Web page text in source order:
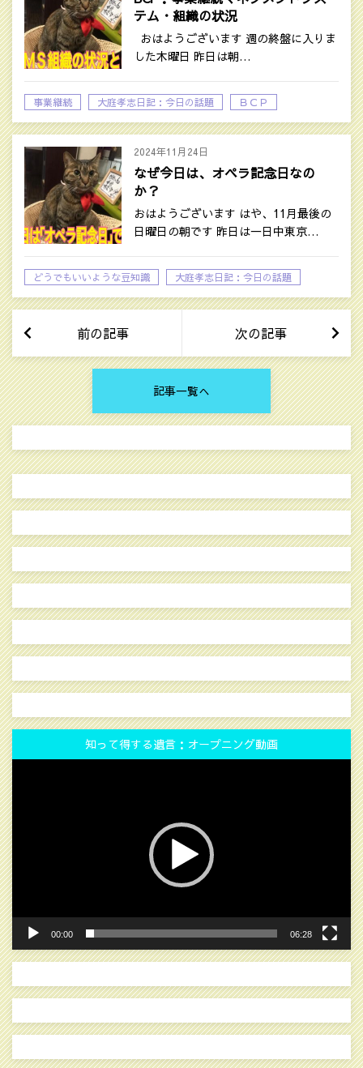
テム・組織の状況
おはようございます 週の終盤に入りま
した木曜日 昨日は朝…
事業継続 大庭孝志日記：今日の話題 ＢＣＰ
2024年11月24日
なぜ今日は、オペラ記念日なの
か？
おはようございます はや、11月最後の
日曜日の朝です 昨日は一日中東京…
どうでもいいような豆知識 大庭孝志日記：今日の話題
前の記事 次の記事
記事一覧へ
知って得する遺言：オープニング動画
動
画
プ
レ
ー
ヤ
ー
00:00 06:28